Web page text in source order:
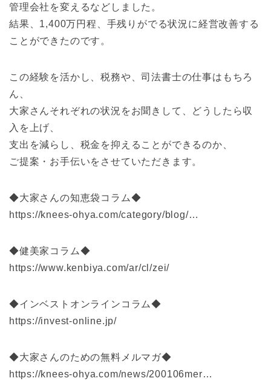
管理会社を変えるなどしました。
結果、1,400万円程、手残りがでる状況に経営改善する
ことができたのです。
この経験を活かし、税務や、司法書士の仕事はもちろ
ん、
大家さんそれぞれの状況をお聞きして、どうしたら収
入を上げ、
支出を減らし、税金を抑えることができるのか、
ご提案・お手伝いをさせていただきます。
◆大家さんの知恵袋コラム◆
https://knees-ohya.com/category/blog/…
◆健美家コラム◆
https://www.kenbiya.com/ar/cl/zei/
◆インベストオンラインコラム◆
https://invest-online.jp/
◆大家さんのための無料メルマガ◆
https://knees-ohya.com/news/200106mer…